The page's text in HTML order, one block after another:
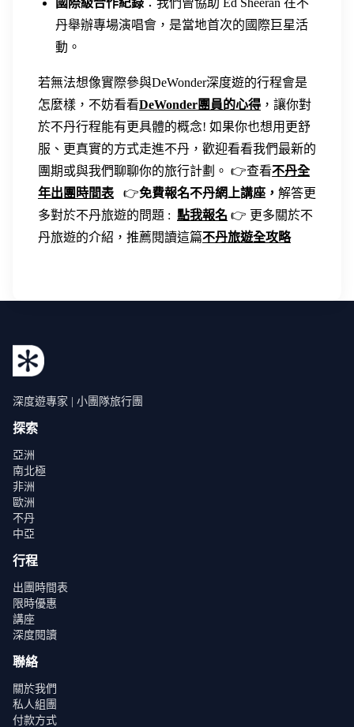
丹舉辦專場演唱會，是當地首次的國際巨星活
動。
若無法想像實際參與DeWonder深度遊的行程會是
怎麼樣，不妨看看DeWonder團員的心得 ，讓你對
於不丹行程能有更具體的概念! 如果你也想用更舒
服、更真實的方式走進不丹，歡迎看看我們最新的
團期或與我們聊聊你的旅行計劃。 👉查看不丹全
年出團時間表
👉免費報名不丹網上講座， 解答更
多對於不丹旅遊的問題 : 點我報名 👉 更多關於不
丹旅遊的介紹，推薦閱讀這篇不丹旅遊全攻略
深度遊專家 | 小團隊旅行團
探索
亞洲
南北極
非洲
歐洲
不丹
中亞
行程
出團時間表
限時優惠
講座
深度閱讀
聯絡
關於我們
私人組團
付款方式